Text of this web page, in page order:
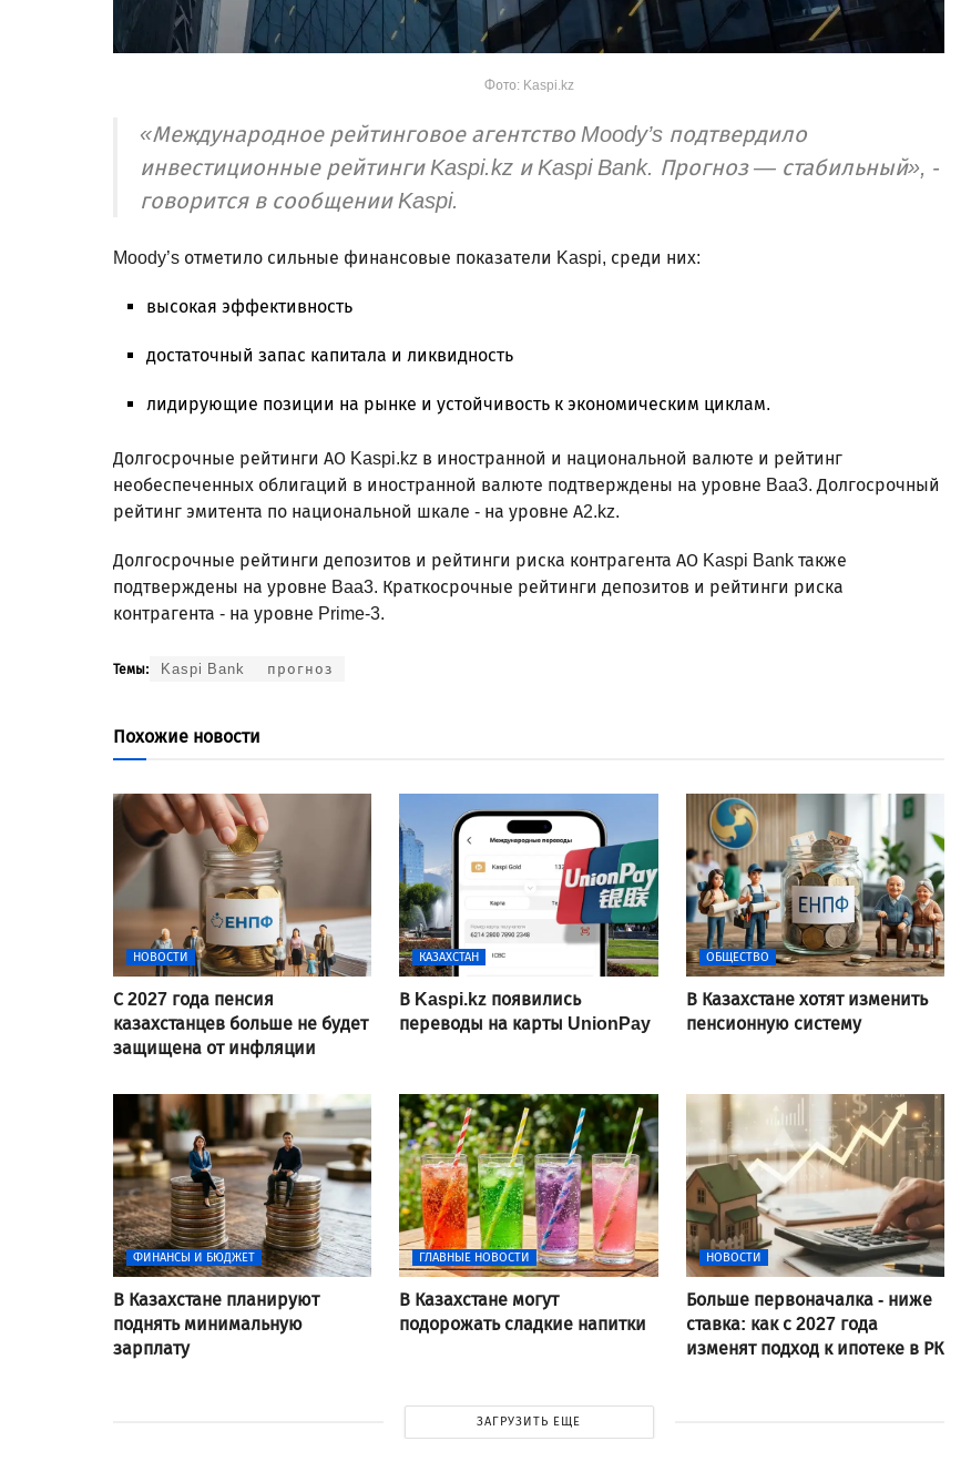
Фото: Kaspi.kz
«Международное рейтинговое агентство Moody’s подтвердило
инвестиционные рейтинги Kaspi.kz и Kaspi Bank. Прогноз — стабильный», -
говорится в сообщении Kaspi.
Moody’s отметило сильные финансовые показатели Kaspi, среди них:
высокая эффективность
достаточный запас капитала и ликвидность
лидирующие позиции на рынке и устойчивость к экономическим циклам.
Долгосрочные рейтинги АО Kaspi.kz в иностранной и национальной валюте и рейтинг
необеспеченных облигаций в иностранной валюте подтверждены на уровне Baa3. Долгосрочный
рейтинг эмитента по национальной шкале - на уровне A2.kz.
Долгосрочные рейтинги депозитов и рейтинги риска контрагента АО Kaspi Bank также
подтверждены на уровне Baa3. Краткосрочные рейтинги депозитов и рейтинги риска
контрагента - на уровне Prime-3.
Темы: Kaspi Bank прогноз
Похожие новости
НОВОСТИ
С 2027 года пенсия
казахстанцев больше не будет
защищена от инфляции
КАЗАХСТАН
В Kaspi.kz появились
переводы на карты UnionPay
ОБЩЕСТВО
В Казахстане хотят изменить
пенсионную систему
ФИНАНСЫ И БЮДЖЕТ
В Казахстане планируют
поднять минимальную
зарплату
ГЛАВНЫЕ НОВОСТИ
В Казахстане могут
подорожать сладкие напитки
НОВОСТИ
Больше первоначалка - ниже
ставка: как с 2027 года
изменят подход к ипотеке в РК
ЗАГРУЗИТЬ ЕЩЕ